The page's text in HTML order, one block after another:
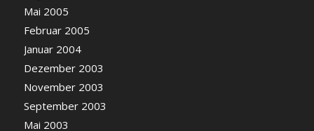
Mai 2005
Februar 2005
Januar 2004
Dezember 2003
November 2003
September 2003
Mai 2003